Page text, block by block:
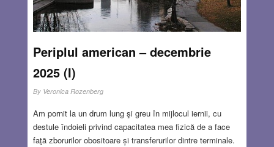
FEB 5, 2026 12 COMMENTS
Periplul american – decembrie
2025 (I)
By Veronica Rozenberg
Am pornit la un drum lung şi greu în mijlocul iernii, cu
destule îndoieli privind capacitatea mea fizică de a face
faţă zborurilor obositoare și transferurilor dintre terminale.